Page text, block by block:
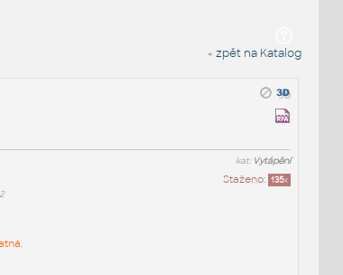
« zpět na Katalog
kat: Vytápění
Staženo: 135x